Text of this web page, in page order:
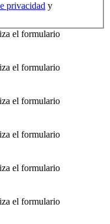
privacidad y
el formulario
el formulario
el formulario
el formulario
el formulario
el formulario